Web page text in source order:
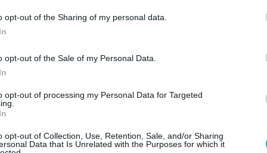
opt-out of the Sharing of my personal data.
opt-out of the Sale of my Personal Data.
opt-out of processing my Personal Data for Targeted
opt-out of Collection, Use, Retention, Sale, and/or Sharing
Data that Is Unrelated with the Purposes for which it
a szakszervezet szerint az egész
tanév, a szigetszentmiklósi tankerületben viszont még
A kormány szerint ez nem befolyásolja a tanév
a helyzet: kevés a jelentkező az iskolákban, ezért előrdul,
szerint a pedagógus-utánpótlás